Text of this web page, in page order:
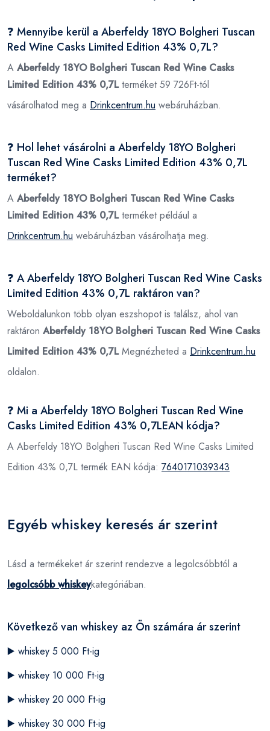
❓ Mennyibe kerül a Aberfeldy 18YO Bolgheri Tuscan
Red Wine Casks Limited Edition 43% 0,7L?
A Aberfeldy 18YO Bolgheri Tuscan Red Wine Casks
Limited Edition 43% 0,7Lterméket 59 726Ft-tól
vásárolhatod meg a Drinkcentrum.hu webáruházban.
❓ Hol lehet vásárolni a Aberfeldy 18YO Bolgheri
Tuscan Red Wine Casks Limited Edition 43% 0,7L
terméket?
A Aberfeldy 18YO Bolgheri Tuscan Red Wine Casks
Limited Edition 43% 0,7Lterméket például a
Drinkcentrum.hu webáruházban vásárolhatja meg.
❓ A Aberfeldy 18YO Bolgheri Tuscan Red Wine Casks
Limited Edition 43% 0,7L raktáron van?
Weboldalunkon több olyan eszshopot is találsz, ahol van
raktáron Aberfeldy 18YO Bolgheri Tuscan Red Wine Casks
Limited Edition 43% 0,7LMegnézheted a Drinkcentrum.hu
oldalon.
❓ Mi a Aberfeldy 18YO Bolgheri Tuscan Red Wine
Casks Limited Edition 43% 0,7LEAN kódja?
A Aberfeldy 18YO Bolgheri Tuscan Red Wine Casks Limited
Edition 43% 0,7L termék EAN kódja: 7640171039343
Egyéb whiskey keresés ár szerint
Lásd a termékeket ár szerint rendezve a legolcsóbbtól a
legolcsóbb whiskeykategóriában.
Következő van whiskey az Ön számára ár szerint
▶️ whiskey 5 000 Ft-ig
▶️ whiskey 10 000 Ft-ig
▶️ whiskey 20 000 Ft-ig
▶️ whiskey 30 000 Ft-ig